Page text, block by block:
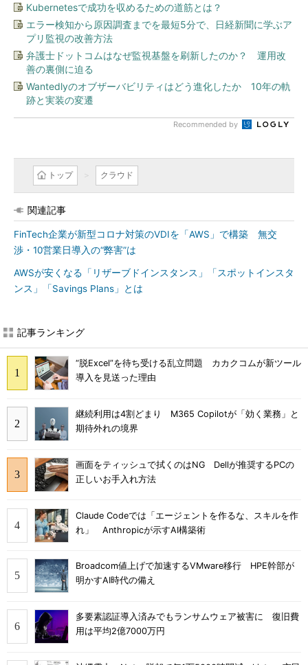
Kubernetesで成功を収めるための道筋とは？
エラー検知から原因調査までを最短5分で、日経新聞に学ぶア
プリ監視の改善方法
弁護士ドットコムはなぜ監視基盤を刷新したのか？ 運用改
善の裏側に迫る
Wantedlyのオブザーバビリティはどう進化したか 10年の軌
跡と実装の変遷
Recommended by
トップ クラウド
関連記事
FinTech企業が新型コロナ対策のVDIを「AWS」で構築 無交
渉・10営業日導入の“弊害”は
AWSが安くなる「リザーブドインスタンス」「スポットインスタ
ンス」「Savings Plans」とは
記事ランキング
“脱Excel”を待ち受ける乱立問題 カカクコムが新ツール
導入を見送った理由
継続利用は4割どまり M365 Copilotが「効く業務」と
期待外れの境界
画面をティッシュで拭くのはNG Dellが推奨するPCの
正しいお手入れ方法
Claude Codeでは「エージェントを作るな、スキルを作
れ」 Anthropicが示すAI構築術
Broadcom値上げで加速するVMware移行 HPE幹部が
明かすAI時代の備え
多要素認証導入済みでもランサムウェア被害に 復旧費
用は平均2億7000万円